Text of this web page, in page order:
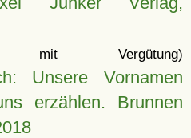
mit Vergütung)
Unsere Vornamen
erzählen. Brunnen